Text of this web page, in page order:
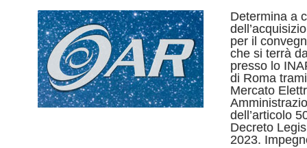
Determina a
per il
che si terrà
presso lo
di Roma
Mercato
dell’articolo
Decreto
2023.